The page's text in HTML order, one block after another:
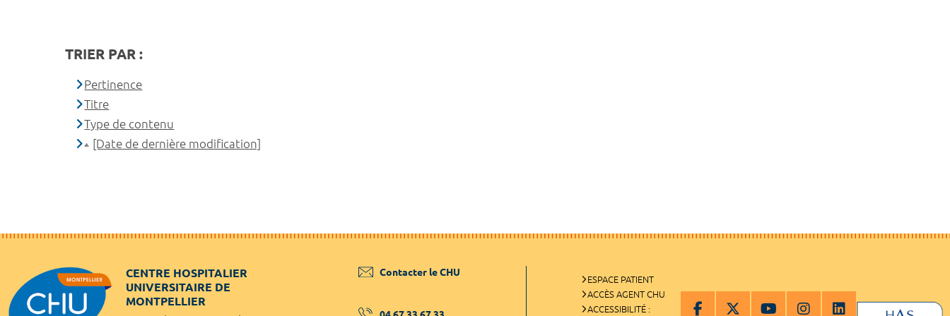
TRIER PAR :
Pertinence
Titre
Type de contenu
[Date de dernière modification]
CENTRE HOSPITALIER
UNIVERSITAIRE DE
MONTPELLIER
Contacter le CHU
ESPACE PATIENT
ACCÈS AGENT CHU
ACCESSIBILITÉ :